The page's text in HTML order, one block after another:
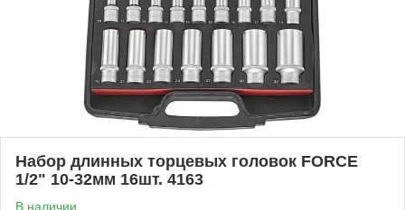
Набор длинных торцевых головок FORCE
1/2" 10-32мм 16шт. 4163
В наличии